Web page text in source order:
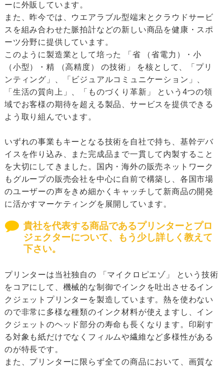
ーに外販しています。
また、昨今では、ウエアラブル型端末とクラウドサービ
スを組み合わせた脈拍計などの新しい商品を健康・スポ
ーツ分野に提供しています。
このように製造業として培った 「省 （省電力）・小
（小型）・精 （高精度） の技術」 を核として、「プリ
ンティング」、「ビジュアルコミュニケーション」、
「生活の質向上」、「ものづくり革新」 という4つの領
域でお客様の期待を超える製品、サービスを提供できる
よう取り組んでいます。
いずれの事業もキーとなる技術を自社で持ち、基幹デバ
イスを作り込み、また完成品まで一貫して内製すること
を大切にしてきました。国内・海外の販売ネットワーク
もグループの販売会社を中心に自前で構築し、各国市場
のユーザーの声をきめ細かくキャッチして新商品の開発
に活かすマーケティングを展開しています。
貴社を代表する商品であるプリンターとプロ
ジェクターについて、もう少し詳しく教えて
下さい。
プリンターは当社独自の 「マイクロピエゾ」 という技術
をコアにして、機械的な制御でインクを吐出させるイン
クジェットプリンターを製造しています。熱を使わない
ので非常に多様な種類のインク材料が使えますし、イン
クジェットのヘッド部分の寿命も長くなります。印刷す
る対象も紙だけでなくフィルムや繊維など多様性がある
のが特長です。
また、プリンターに限らず全ての商品において、画質な